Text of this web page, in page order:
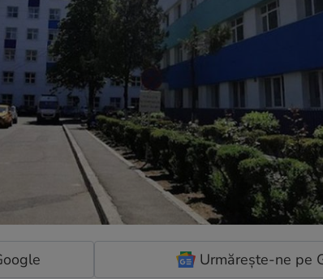
Urmărește-ne pe